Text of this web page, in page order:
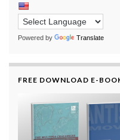
Powered by Translate
FREE DOWNLOAD E-